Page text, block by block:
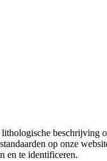
beschrijving
op onze
en te identificeren.